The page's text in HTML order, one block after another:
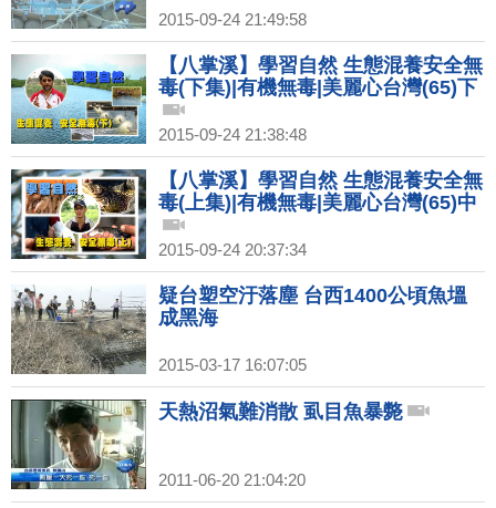
2015-09-24 21:49:58
【八掌溪】學習自然 生態混養安全無
毒(下集)|有機無毒|美麗心台灣(65)下
2015-09-24 21:38:48
【八掌溪】學習自然 生態混養安全無
毒(上集)|有機無毒|美麗心台灣(65)中
2015-09-24 20:37:34
疑台塑空汙落塵 台西1400公頃魚塭
成黑海
2015-03-17 16:07:05
天熱沼氣難消散 虱目魚暴斃
2011-06-20 21:04:20